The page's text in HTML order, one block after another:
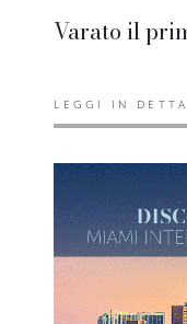
Varato il
LEGGI IN